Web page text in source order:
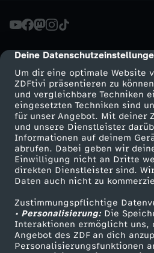
cmp-dialog-description
Deine
Um dir eine optimale Website
ZDFtivi präsentieren zu
und vergleichbare Techniken
eingesetzten Techniken sind
für unser Angebot. Mit deiner
und unsere Dienstleister
Informationen auf deinem
abrufen. Dabei geben wir
Einwilligung nicht an Dritte
direkten Dienstleister sind.
Daten auch nicht zu
Zustimmungspflichtige
• Personalisierung:Die
Interaktionen ermöglicht uns,
Angebot des ZDF an dich
Personalisierungsfunktionen
s
s
e
n
-
F
a
b
Mehr ZDF
ZDF-Apps
Smart TV
ZDFtext
Livestreams
Sendungen A-Z
TV-Programm